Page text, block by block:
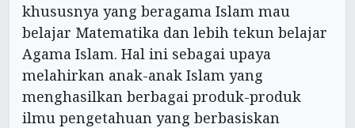
khususnya yang beragama Islam mau
belajar Matematika dan lebih tekun belajar
Agama Islam. Hal ini sebagai upaya
melahirkan anak-anak Islam yang
menghasilkan berbagai produk-produk
ilmu pengetahuan yang berbasiskan